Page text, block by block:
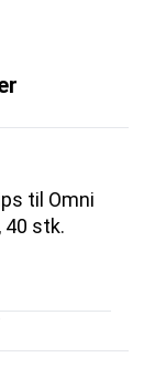
til Omni
40 stk.